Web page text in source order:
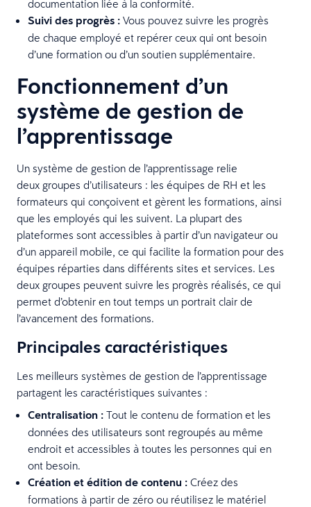
documentation liée à la conformité.
Suivi des progrès : Vous pouvez suivre les progrès
de chaque employé et repérer ceux qui ont besoin
d’une formation ou d’un soutien supplémentaire.
Fonctionnement d’un
système de gestion de
l’apprentissage
Un système de gestion de l’apprentissage relie
deux groupes d’utilisateurs : les équipes de RH et les
formateurs qui conçoivent et gèrent les formations, ainsi
que les employés qui les suivent. La plupart des
plateformes sont accessibles à partir d’un navigateur ou
d’un appareil mobile, ce qui facilite la formation pour des
équipes réparties dans différents sites et services. Les
deux groupes peuvent suivre les progrès réalisés, ce qui
permet d’obtenir en tout temps un portrait clair de
l’avancement des formations.
Principales caractéristiques
Les meilleurs systèmes de gestion de l’apprentissage
partagent les caractéristiques suivantes :
Centralisation : Tout le contenu de formation et les
données des utilisateurs sont regroupés au même
endroit et accessibles à toutes les personnes qui en
ont besoin.
Création et édition de contenu : Créez des
formations à partir de zéro ou réutilisez le matériel